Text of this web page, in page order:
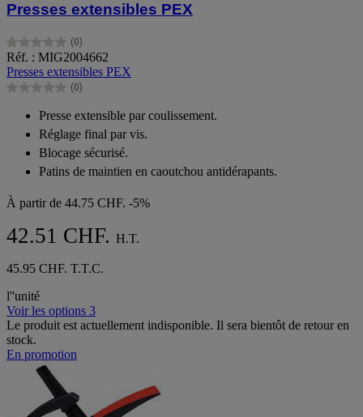
Presses extensibles PEX
(0)
0.0
sur
5
étoiles.
Réf. : MIG2004662
Presses extensibles PEX
(0)
0.0
étoiles.
Presse extensible par coulissement.
Réglage final par vis.
Blocage sécurisé.
Patins de maintien en caoutchou antidérapants.
À partir de 44.75 CHF. -5%
42.51 CHF. H.T.
45.95 CHF. T.T.C.
l''unité
Voir les options 3
Le produit est actuellement indisponible. Il sera bientôt de retour en
stock.
En promotion